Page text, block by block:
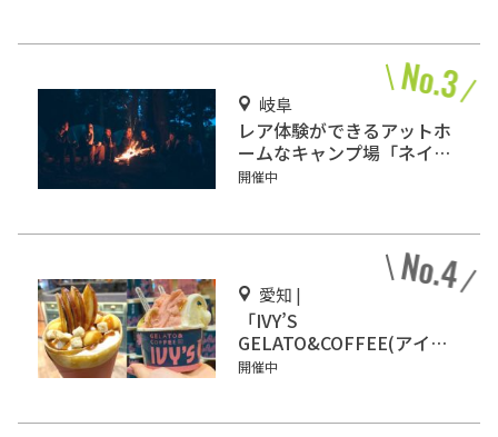
岐阜
レア体験ができるアットホ
ームなキャンプ場「ネイチ
ャーランドかみのほ」
開催中
愛知 |
「IVY’S
GELATO&COFFEE(アイビ
ーズ ジェラート&コーヒ
ン！
開催中